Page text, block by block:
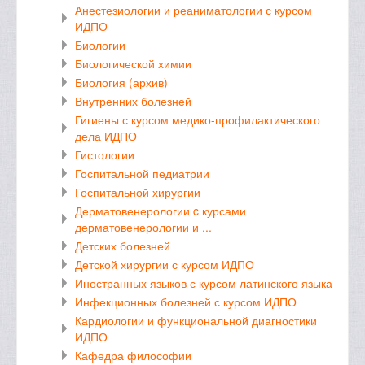
Анестезиологии и реаниматологии с курсом
ИДПО
Биологии
Биологической химии
Биология (архив)
Внутренних болезней
Гигиены с курсом медико-профилактического
дела ИДПО
Гистологии
Госпитальной педиатрии
Госпитальной хирургии
Дерматовенерологии c курсами
дерматовенерологии и ...
Детских болезней
Детской хирургии с курсом ИДПО
Иностранных языков с курсом латинского языка
Инфекционных болезней с курсом ИДПО
Кардиологии и функциональной диагностики
ИДПО
Кафедра философии